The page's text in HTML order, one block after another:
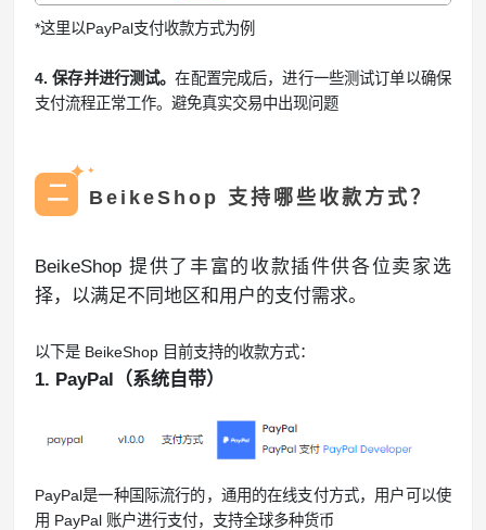
*这里以PayPal支付收款方式为例
4. 保存并进行测试。在配置完成后，进行一些测试订单以确保
支付流程正常工作。避免真实交易中出现问题
✦ ✦
二 BeikeShop 支持哪些收款方式？
BeikeShop 提供了丰富的收款插件供各位卖家选
择，以满足不同地区和用户的支付需求。
以下是 BeikeShop 目前支持的收款方式：
1. PayPal（系统自带）
PayPal是一种国际流行的，通用的在线支付方式，用户可以使
用 PayPal 账户进行支付，支持全球多种货币